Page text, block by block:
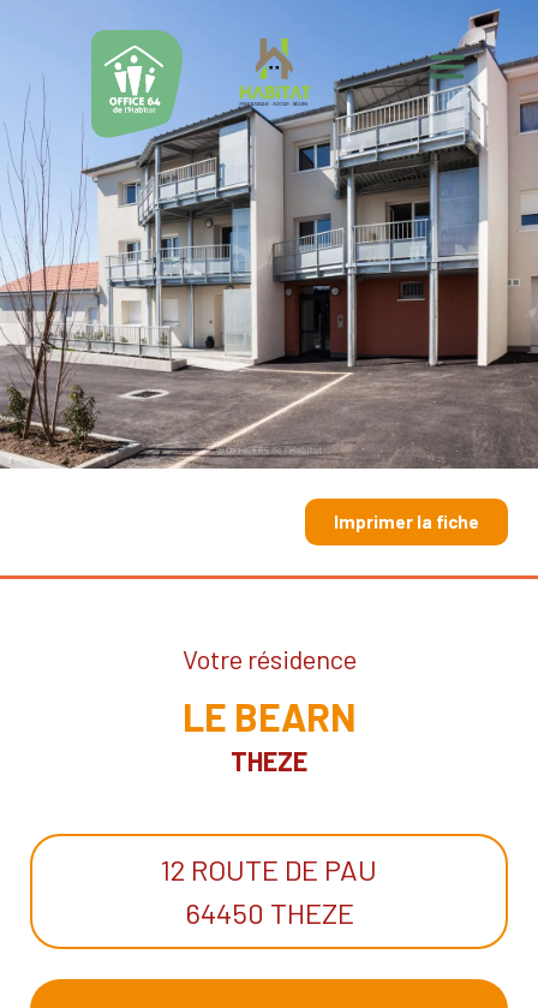
Imprimer la fiche
Votre résidence
LE BEARN
THEZE
12 ROUTE DE PAU
64450 THEZE